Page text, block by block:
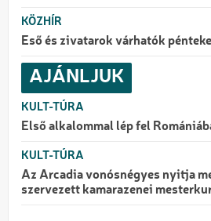
KÖZHÍR
Eső és zivatarok várhatók
AJÁNLJUK
KULT-TÚRA
Első alkalommal lép fel
KULT-TÚRA
Az Arcadia vonósnégyes nyitja
szervezett kamarazenei